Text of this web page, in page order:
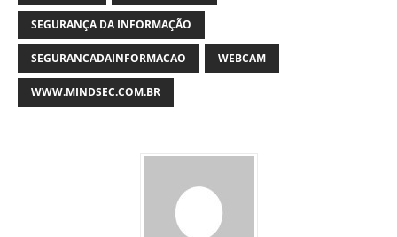
SEGURANÇA DA INFORMAÇÃO
SEGURANCADAINFORMACAO WEBCAM
WWW.MINDSEC.COM.BR